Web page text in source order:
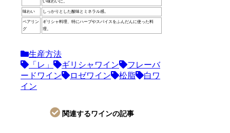
い味わいに。
味わい しっかりとした酸味とミネラル感。
ペアリン
グ
ギリシャ料理、特にハーブやスパイスをふんだんに使った料
理。
生産方法
「レ」
ギリシャワイン
フレーバ
ードワイン
ロゼワイン 松脂
白ワ
イン
関連するワインの記事